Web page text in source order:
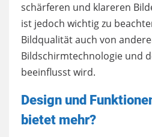
schärferen und klareren
ist jedoch wichtig zu
Bildqualität auch von
Bildschirmtechnologie und
beeinflusst wird.
Design und
bietet mehr?